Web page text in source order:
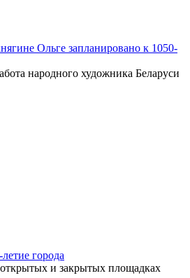
Ольге запланировано к 1050-
народного художника Беларуси
города
и закрытых площадках